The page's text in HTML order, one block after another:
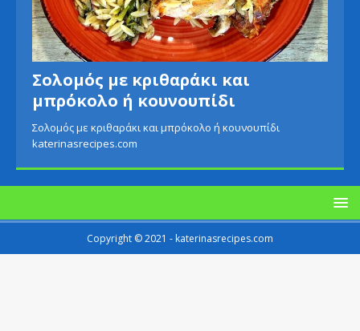
Σολομός με κριθαράκι και
μπρόκολο ή κουνουπίδι
Σολομός με κριθαράκι και μπρόκολο ή κουνουπίδι
katerinasrecipes.com
Copyright © 2021 - katerinasrecipes.com